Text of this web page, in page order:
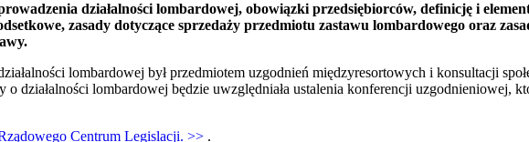
działalności lombardowej, obowiązki przedsiębiorców, definicję i
zasady dotyczące sprzedaży przedmiotu zastawu lombardowego oraz
lombardowej był przedmiotem uzgodnień międzyresortowych i konsultacji
działalności lombardowej będzie uwzględniała ustalenia konferencji uzgodnieniowej,
Centrum Legislacji. >> .